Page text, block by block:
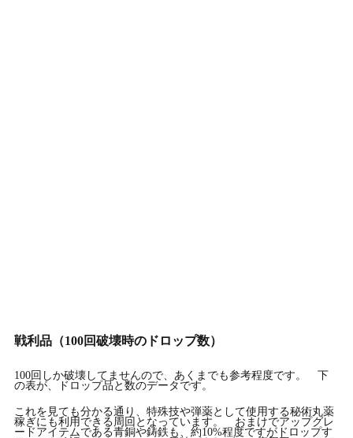
戦利品（100回破壊時のドロップ数）
100回しか破壊してませんので、あくまでも参考程度です。 下
の表が、ドロップ品と数のデータです。
これを見ても分かる通り、特殊技や弾薬として使用する秘術丸薬
稼ぎにも利用できる周回となっています。 おまけでアップグレ
ードアイテムである青銅や鋳鉄も、約10%程度ですがドロップす